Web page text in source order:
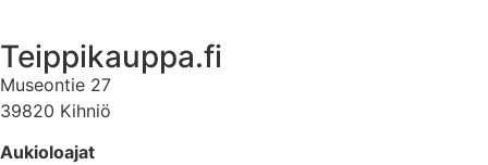
Teippikauppa.fi
Museontie 27
39820 Kihniö
Aukioloajat